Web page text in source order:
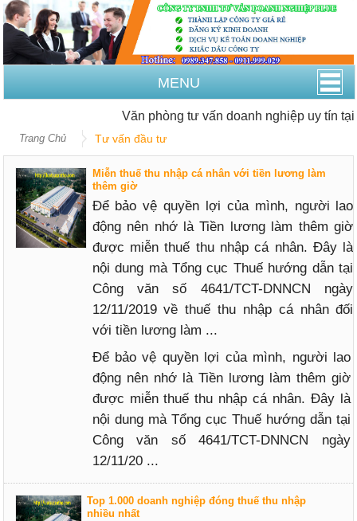
MENU
Văn phòng tư vấn doanh nghiệp uy tín tại
Trang Chủ Tư vấn đầu tư
Miễn thuế thu nhập cá nhân với tiền lương làm
thêm giờ
Để bảo vệ quyền lợi của mình, người lao
động nên nhớ là Tiền lương làm thêm giờ
được miễn thuế thu nhập cá nhân. Đây là
nội dung mà Tổng cục Thuế hướng dẫn tại
Công văn số 4641/TCT-DNNCN ngày
12/11/2019 về thuế thu nhập cá nhân đối
với tiền lương làm ...
Để bảo vệ quyền lợi của mình, người lao
động nên nhớ là Tiền lương làm thêm giờ
được miễn thuế thu nhập cá nhân. Đây là
nội dung mà Tổng cục Thuế hướng dẫn tại
Công văn số 4641/TCT-DNNCN ngày
12/11/20 ...
Top 1.000 doanh nghiệp đóng thuế thu nhập
nhiều nhất